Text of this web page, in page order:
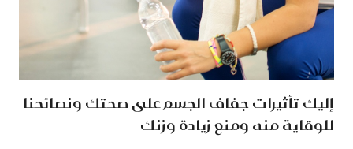
إليك تأثيرات جفاف الجسم على صحتك ونصائحنا
للوقاية منه ومنع زيادة وزنك